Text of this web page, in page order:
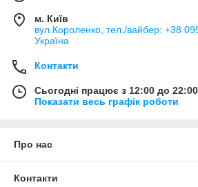
м. Київ
вул.Короленко, тел./вайбер: +38
Україна
Контакти
Сьогодні працює з 12:00 до 22:00
Показати весь графік роботи
Про нас
Контакти